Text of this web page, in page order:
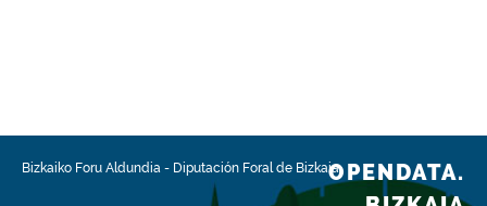
Bizkaiko Foru Aldundia - Diputación Foral de BizkaiaOPENDATA.